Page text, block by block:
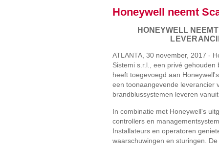
Honeywell neemt
HONEYWELL
ATLANTA, 30 november, 2017 -
Sistemi s.r.l., een privé
heeft toegevoegd aan
een toonaangevende leverancier
brandblussystemen leveren
In combinatie met Honeywell's
controllers en
Installateurs en operatoren
waarschuwingen en sturingen.